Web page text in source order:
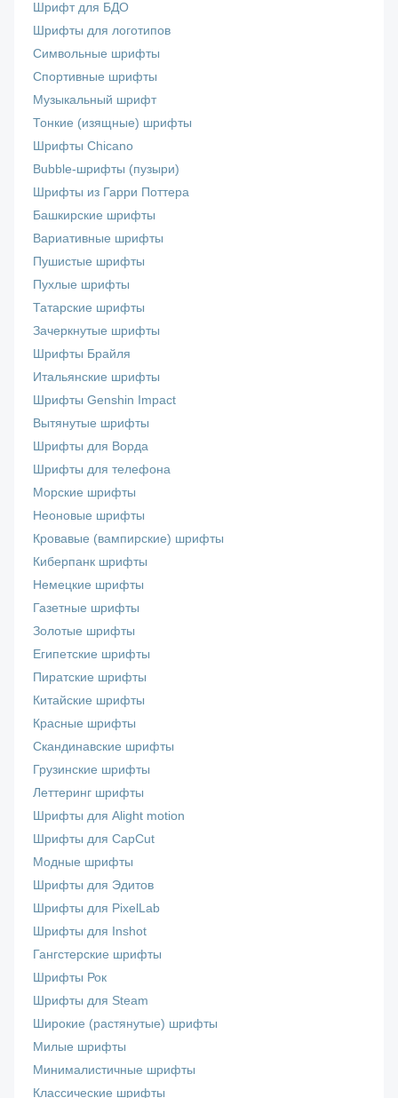
Шрифт для БДО
Шрифты для логотипов
Символьные шрифты
Спортивные шрифты
Музыкальный шрифт
Тонкие (изящные) шрифты
Шрифты Chicano
Bubble-шрифты (пузыри)
Шрифты из Гарри Поттера
Башкирские шрифты
Вариативные шрифты
Пушистые шрифты
Пухлые шрифты
Татарские шрифты
Зачеркнутые шрифты
Шрифты Брайля
Итальянские шрифты
Шрифты Genshin Impact
Вытянутые шрифты
Шрифты для Ворда
Шрифты для телефона
Морские шрифты
Неоновые шрифты
Кровавые (вампирские) шрифты
Киберпанк шрифты
Немецкие шрифты
Газетные шрифты
Золотые шрифты
Египетские шрифты
Пиратские шрифты
Китайские шрифты
Красные шрифты
Скандинавские шрифты
Грузинские шрифты
Леттеринг шрифты
Шрифты для Alight motion
Шрифты для CapCut
Модные шрифты
Шрифты для Эдитов
Шрифты для PixelLab
Шрифты для Inshot
Гангстерские шрифты
Шрифты Рок
Шрифты для Steam
Широкие (растянутые) шрифты
Милые шрифты
Минималистичные шрифты
Классические шрифты